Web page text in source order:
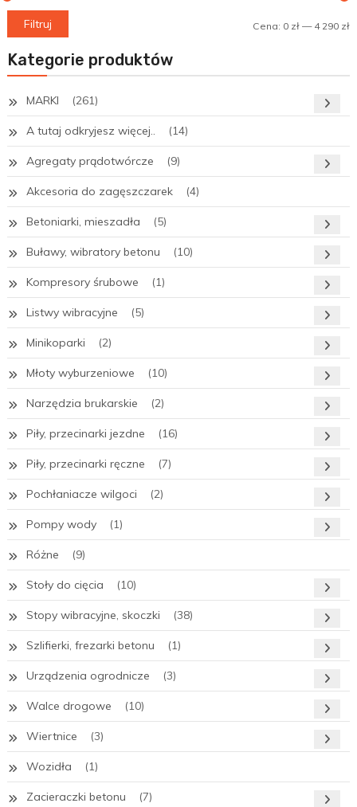
Filtruj Cena: 0 zł — 4 290 zł
Kategorie produktów
MARKI (261)
A tutaj odkryjesz więcej.. (14)
Agregaty prądotwórcze (9)
Akcesoria do zagęszczarek (4)
Betoniarki, mieszadła (5)
Buławy, wibratory betonu (10)
Kompresory śrubowe (1)
Listwy wibracyjne (5)
Minikoparki (2)
Młoty wyburzeniowe (10)
Narzędzia brukarskie (2)
Piły, przecinarki jezdne (16)
Piły, przecinarki ręczne (7)
Pochłaniacze wilgoci (2)
Pompy wody (1)
Różne (9)
Stoły do cięcia (10)
Stopy wibracyjne, skoczki (38)
Szlifierki, frezarki betonu (1)
Urządzenia ogrodnicze (3)
Walce drogowe (10)
Wiertnice (3)
Wozidła (1)
Zacieraczki betonu (7)